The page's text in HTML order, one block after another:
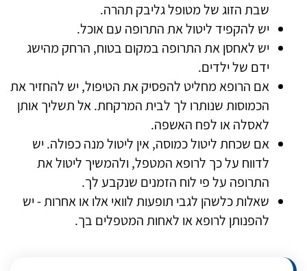
שבת הזוג של מטופל גליבק תהרה.
יש להקפיד ליטול את התרופה עם אוכל.
יש לאחסן את התרופה במקום בטוח, הרחק מהישג
ידם של ילדים.
אם הרופא מחליט להפסיק את הטיפול, יש להחזיר את
הכמוסות שנותרו לך לבית המרקחת. אל תשליך אותן
לאסלה או לפח האשפה.
אם שכחת ליטול כמוסה, אין ליטול מנה כפולה. יש
לדווח על כך לרופא המטפל, ולהמשיך ליטול את
התרופה על פי לוח הזמנים שנקבע לך.
שאלות כלשהן לגבי תופעות לוואי אלו או אחרות - יש
להפנותן לרופא או לאחות המטפלים בך.